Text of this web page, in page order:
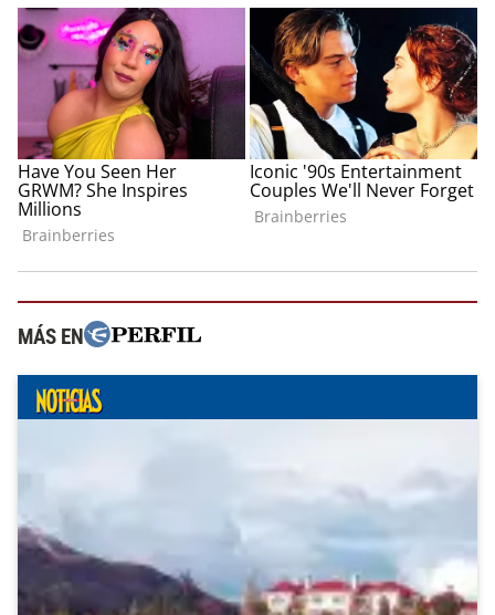
MÁS EN